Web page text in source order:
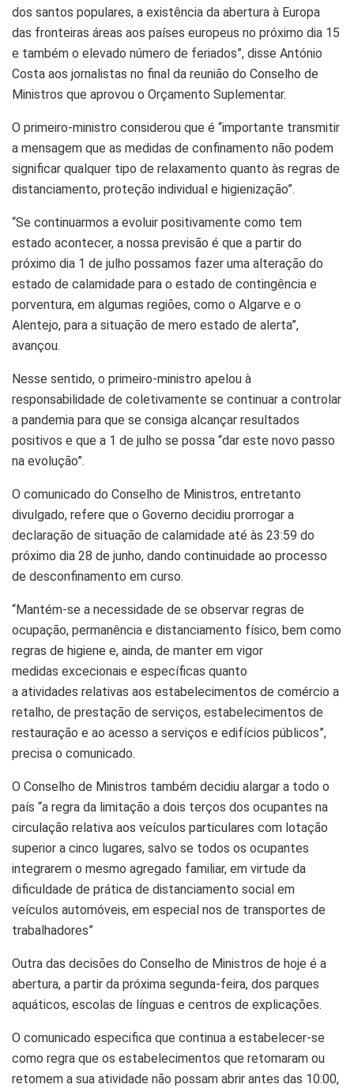
dos santos populares, a existência da abertura à Europa
das fronteiras áreas aos países europeus no próximo dia 15
e também o elevado número de feriados”, disse António
Costa aos jornalistas no final da reunião do Conselho de
Ministros que aprovou o Orçamento Suplementar.
O primeiro-ministro considerou que é “importante transmitir
a mensagem que as medidas de confinamento não podem
significar qualquer tipo de relaxamento quanto às regras de
distanciamento, proteção individual e higienização”.
“Se continuarmos a evoluir positivamente como tem
estado acontecer, a nossa previsão é que a partir do
próximo dia 1 de julho possamos fazer uma alteração do
estado de calamidade para o estado de contingência e
porventura, em algumas regiões, como o Algarve e o
Alentejo, para a situação de mero estado de alerta”,
avançou.
Nesse sentido, o primeiro-ministro apelou à
responsabilidade de coletivamente se continuar a controlar
a pandemia para que se consiga alcançar resultados
positivos e que a 1 de julho se possa “dar este novo passo
na evolução”.
O comunicado do Conselho de Ministros, entretanto
divulgado, refere que o Governo decidiu prorrogar a
declaração de situação de calamidade até às 23:59 do
próximo dia 28 de junho, dando continuidade ao processo
de desconfinamento em curso.
“Mantém-se a necessidade de se observar regras de
ocupação, permanência e distanciamento físico, bem como
regras de higiene e, ainda, de manter em vigor
medidas excecionais e específicas quanto
a atividades relativas aos estabelecimentos de comércio a
retalho, de prestação de serviços, estabelecimentos de
restauração e ao acesso a serviços e edifícios públicos”,
precisa o comunicado.
O Conselho de Ministros também decidiu alargar a todo o
país “a regra da limitação a dois terços dos ocupantes na
circulação relativa aos veículos particulares com lotação
superior a cinco lugares, salvo se todos os ocupantes
integrarem o mesmo agregado familiar, em virtude da
dificuldade de prática de distanciamento social em
veículos automóveis, em especial nos de transportes de
trabalhadores”
Outra das decisões do Conselho de Ministros de hoje é a
abertura, a partir da próxima segunda-feira, dos parques
aquáticos, escolas de línguas e centros de explicações.
O comunicado especifica que continua a estabelecer-se
como regra que os estabelecimentos que retomaram ou
retomem a sua atividade não possam abrir antes das 10:00,